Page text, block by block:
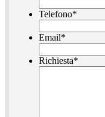
Telefono*
Email*
Richiesta*